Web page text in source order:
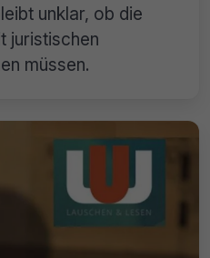
unklar, ob die
juristischen
müssen.